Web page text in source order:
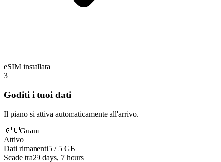
eSIM installata
3
Goditi i tuoi dati
Il piano si attiva automaticamente all'arrivo.
🇬🇺Guam
Attivo
Dati rimanenti5 / 5 GB
Scade tra29 days, 7 hours